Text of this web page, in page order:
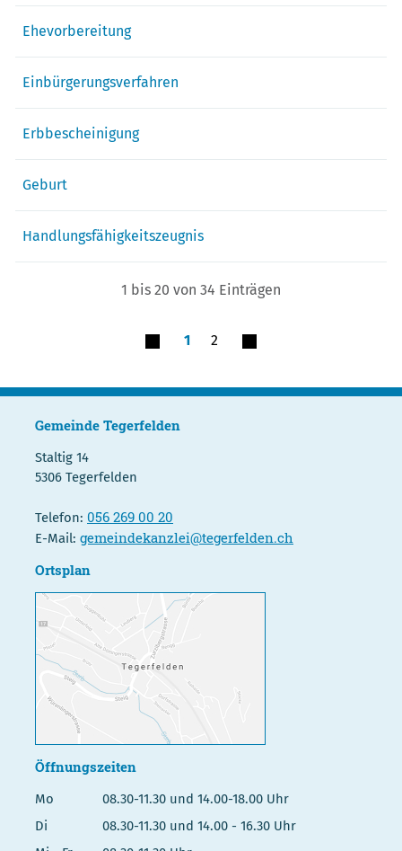
Ehevorbereitung
Einbürgerungsverfahren
Erbbescheinigung
Geburt
Handlungsfähigkeitszeugnis
1 bis 20 von 34 Einträgen
1 2
Gemeinde Tegerfelden
Staltig 14
5306 Tegerfelden
Telefon: 056 269 00 20
E-Mail: gemeindekanzlei@tegerfelden.ch
Ortsplan
Öffnungszeiten
Mo
08.30-11.30 und 14.00-18.00 Uhr
Di
08.30-11.30 und 14.00 - 16.30 Uhr